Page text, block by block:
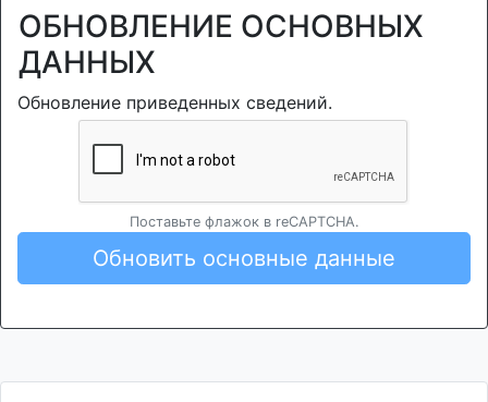
ОБНОВЛЕНИЕ ОСНОВНЫХ
ДАННЫХ
Обновление приведенных сведений.
Поставьте флажок в reCAPTCHA.
Обновить основные данные